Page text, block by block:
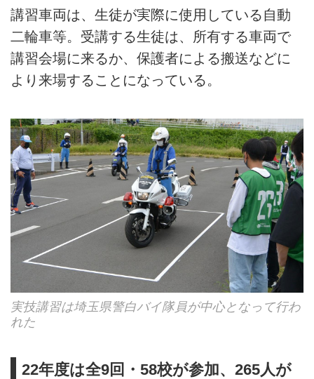
講習車両は、生徒が実際に使用している自動
二輪車等。受講する生徒は、所有する車両で
講習会場に来るか、保護者による搬送などに
より来場することになっている。
実技講習は埼玉県警白バイ隊員が中心となって行わ
れた
22年度は全9回・58校が参加、265人が